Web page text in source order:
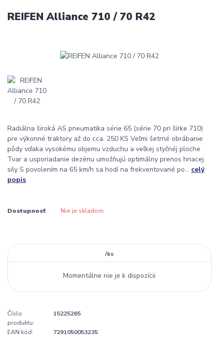
REIFEN Alliance 710 / 70 R42
Radiálna široká AS pneumatika série 65 (série 70 pri šírke 710)
pre výkonné traktory až do cca. 250 KS Veľmi šetrné obrábanie
pôdy vďaka vysokému objemu vzduchu a veľkej styčnéj ploche
Tvar a usporiadanie dezénu umožňujú optimálny prenos hnacej
sily S povolením na 65 km/h sa hodí na frekventované po... celý
popis
Dostupnosť Nie je skladom
/ks
Momentálne nie je k dispozícii
Číslo
produktu:
15225265
EAN kód:
7291050053235